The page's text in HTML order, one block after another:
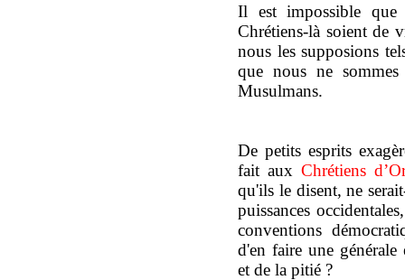
Il est impossible que
Chrétiens-là soient de
nous les supposions
que nous ne
Musulmans.
De petits esprits
fait aux Chrétiens
qu'ils le disent, ne
puissances
conventions
d'en faire une
et de la pitié ?